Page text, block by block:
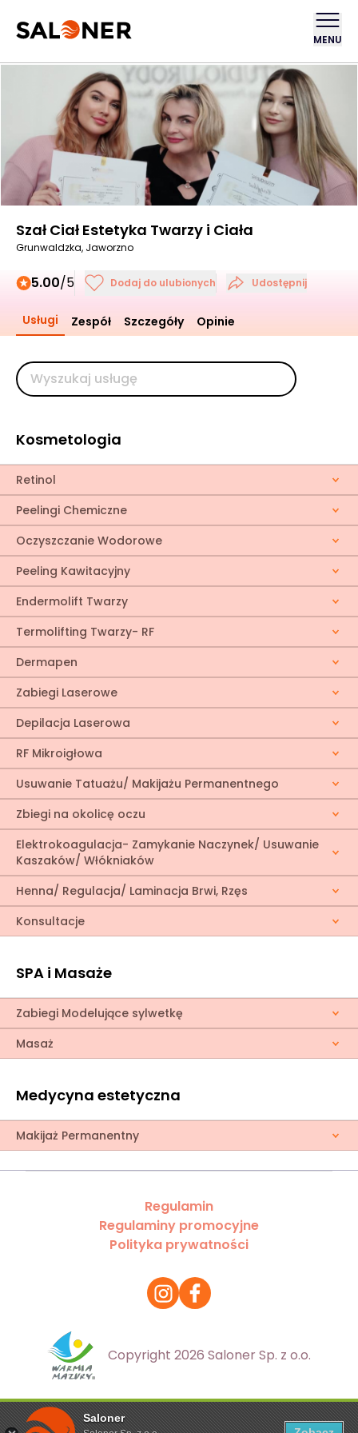
Saloner
MENU
Szał Ciał Estetyka Twarzy i Ciała
Grunwaldzka, Jaworzno
5.00/5 Dodaj do ulubionych Udostępnij
Usługi Zespół Szczegóły Opinie
Kosmetologia
Retinol
Peelingi Chemiczne
Oczyszczanie Wodorowe
Peeling Kawitacyjny
Endermolift Twarzy
Termolifting Twarzy- RF
Dermapen
Zabiegi Laserowe
Depilacja Laserowa
RF Mikroigłowa
Usuwanie Tatuażu/ Makijażu Permanentnego
Zbiegi na okolicę oczu
Elektrokoagulacja- Zamykanie Naczynek/ Usuwanie
Kaszaków/ Włókniaków
Henna/ Regulacja/ Laminacja Brwi, Rzęs
Konsultacje
SPA i Masaże
Zabiegi Modelujące sylwetkę
Masaż
Medycyna estetyczna
Makijaż Permanentny
Ta strona korzysta z plików cookies. Aby dowiedzieć się
Regulamin
Regulaminy promocyjne
Polityka prywatności
Copyright 2026 Saloner Sp. z o.o.